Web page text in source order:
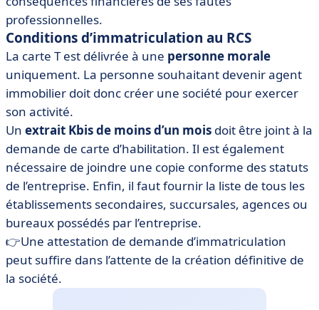
professionnelles.
Conditions d’immatriculation au RCS
La carte T est délivrée à une personne morale
uniquement. La personne souhaitant devenir agent
immobilier doit donc créer une société pour exercer
son activité.
Un extrait Kbis de moins d’un mois doit être joint à la
demande de carte d’habilitation. Il est également
nécessaire de joindre une copie conforme des statuts
de l’entreprise. Enfin, il faut fournir la liste de tous les
établissements secondaires, succursales, agences ou
bureaux possédés par l’entreprise.
👉Une attestation de demande d’immatriculation
peut suffire dans l’attente de la création définitive de
la société.